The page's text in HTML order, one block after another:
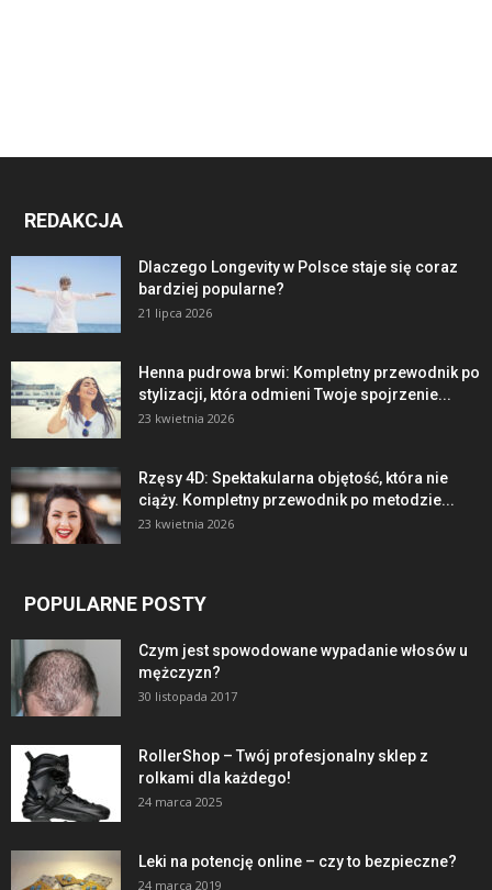
REDAKCJA
Dlaczego Longevity w Polsce staje się coraz
bardziej popularne?
21 lipca 2026
Henna pudrowa brwi: Kompletny przewodnik po
stylizacji, która odmieni Twoje spojrzenie...
23 kwietnia 2026
Rzęsy 4D: Spektakularna objętość, która nie
ciąży. Kompletny przewodnik po metodzie...
23 kwietnia 2026
POPULARNE POSTY
Czym jest spowodowane wypadanie włosów u
mężczyzn?
30 listopada 2017
RollerShop – Twój profesjonalny sklep z
rolkami dla każdego!
24 marca 2025
Leki na potencję online – czy to bezpieczne?
24 marca 2019